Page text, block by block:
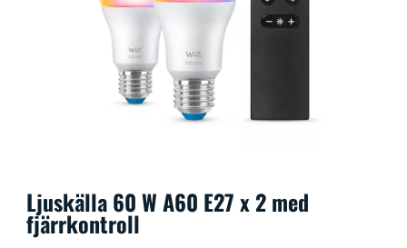
Ljuskälla 60 W A60 E27 x 2 med
fjärrkontroll